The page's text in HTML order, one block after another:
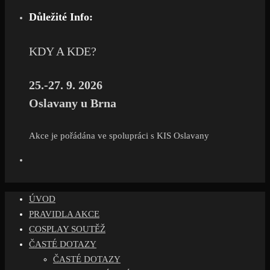
Důležité Info:
KDY A KDE?
25.-27. 9. 2026
Oslavany u Brna
Akce je pořádána ve spolupráci s KIS Oslavany
ÚVOD
PRAVIDLA AKCE
COSPLAY SOUTĚŽ
ČASTÉ DOTAZY
ČASTÉ DOTAZY